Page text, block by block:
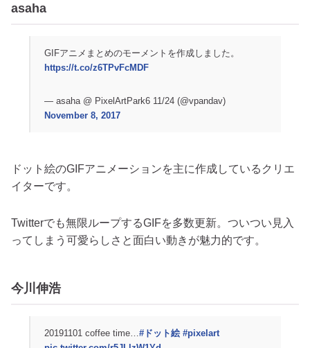
asaha
GIFアニメまとめのモーメントを作成しました。
https://t.co/z6TPvFcMDF
— asaha @ PixelArtPark6 11/24 (@vpandav)
November 8, 2017
ドット絵のGIFアニメーションを主に作成しているクリエ
イターです。
Twitterでも無限ループするGIFを多数更新。ついつい見入
ってしまう可愛らしさと面白い動きが魅力的です。
今川伸浩
20191101 coffee time…#ドット絵 #pixelart